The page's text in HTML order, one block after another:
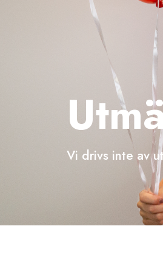
Vi drivs inte av